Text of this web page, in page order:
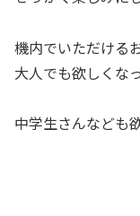
機内でいただける
大人でも欲しくな
中学生さんなども